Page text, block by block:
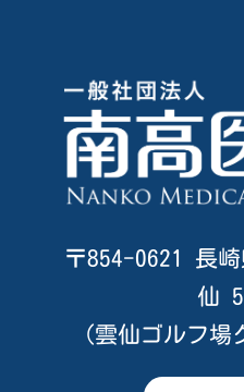
〒854-0621 長
仙
（雲仙ゴルフ場